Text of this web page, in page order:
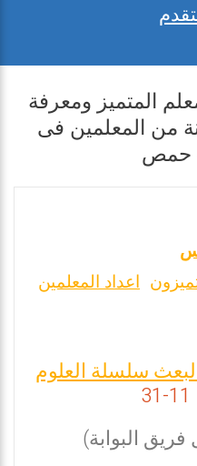
المتميز ومعرفة
من المعلمين فى
حمص
اعداد المعلمين
سلسلة العلوم
البوابة)